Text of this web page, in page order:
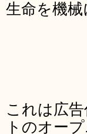
生命を機
これは広告
トのオー